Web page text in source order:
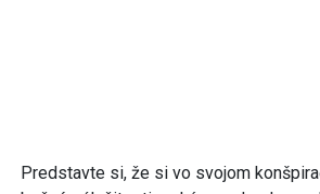
Predstavte si, že si vo svojom